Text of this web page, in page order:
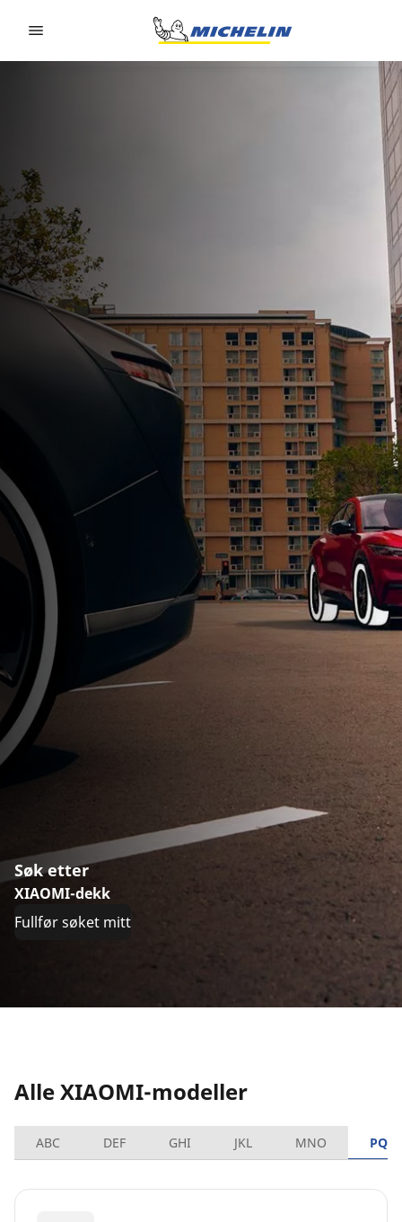
Søk etter
XIAOMI-dekk
Fullfør søket mitt
Alle XIAOMI-modeller
ABC DEF GHI JKL MNO PQRS